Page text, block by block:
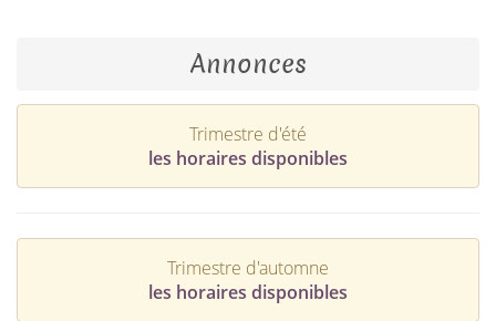
Annonces
Trimestre d'été
les horaires disponibles
Trimestre d'automne
les horaires disponibles